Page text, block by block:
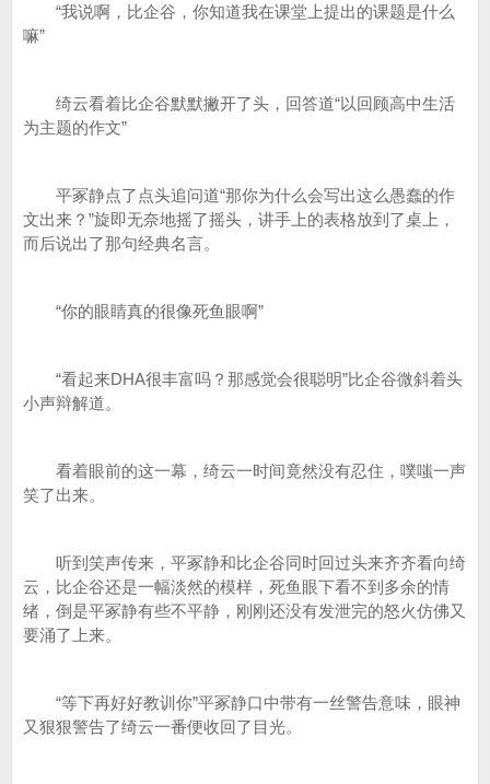
“我说啊，比企谷，你知道我在课堂上提出的课题是什么
嘛”
绮云看着比企谷默默撇开了头，回答道“以回顾高中生活
为主题的作文”
平冢静点了点头追问道“那你为什么会写出这么愚蠢的作
文出来？”旋即无奈地摇了摇头，讲手上的表格放到了桌上，
而后说出了那句经典名言。
“你的眼睛真的很像死鱼眼啊”
“看起来DHA很丰富吗？那感觉会很聪明”比企谷微斜着头
小声辩解道。
看着眼前的这一幕，绮云一时间竟然没有忍住，噗嗤一声
笑了出来。
听到笑声传来，平冢静和比企谷同时回过头来齐齐看向绮
云，比企谷还是一幅淡然的模样，死鱼眼下看不到多余的情
绪，倒是平冢静有些不平静，刚刚还没有发泄完的怒火仿佛又
要涌了上来。
“等下再好好教训你”平冢静口中带有一丝警告意味，眼神
又狠狠警告了绮云一番便收回了目光。